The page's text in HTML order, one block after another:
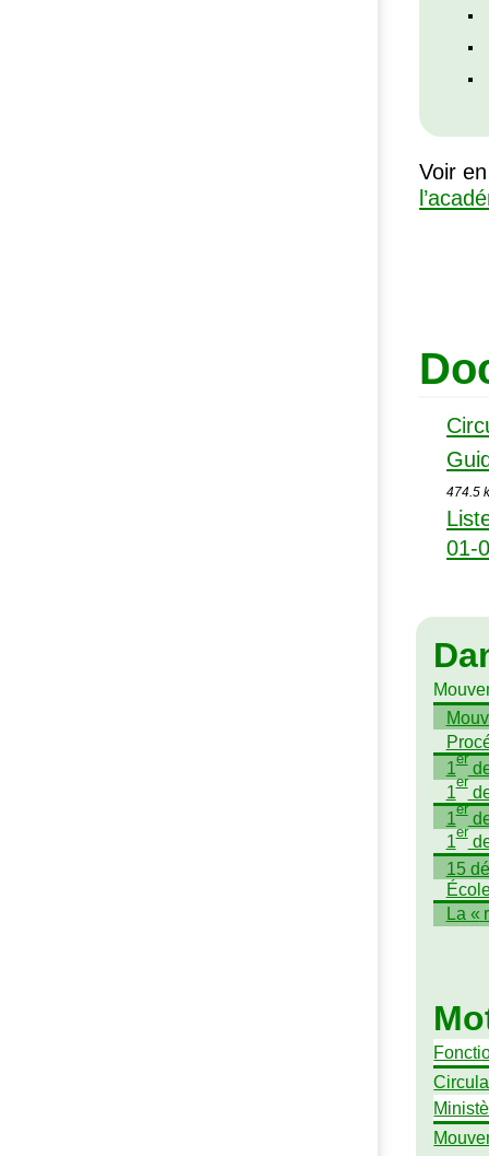
Voir
474.5
01-
1er
1er
1er
1er
15
La «